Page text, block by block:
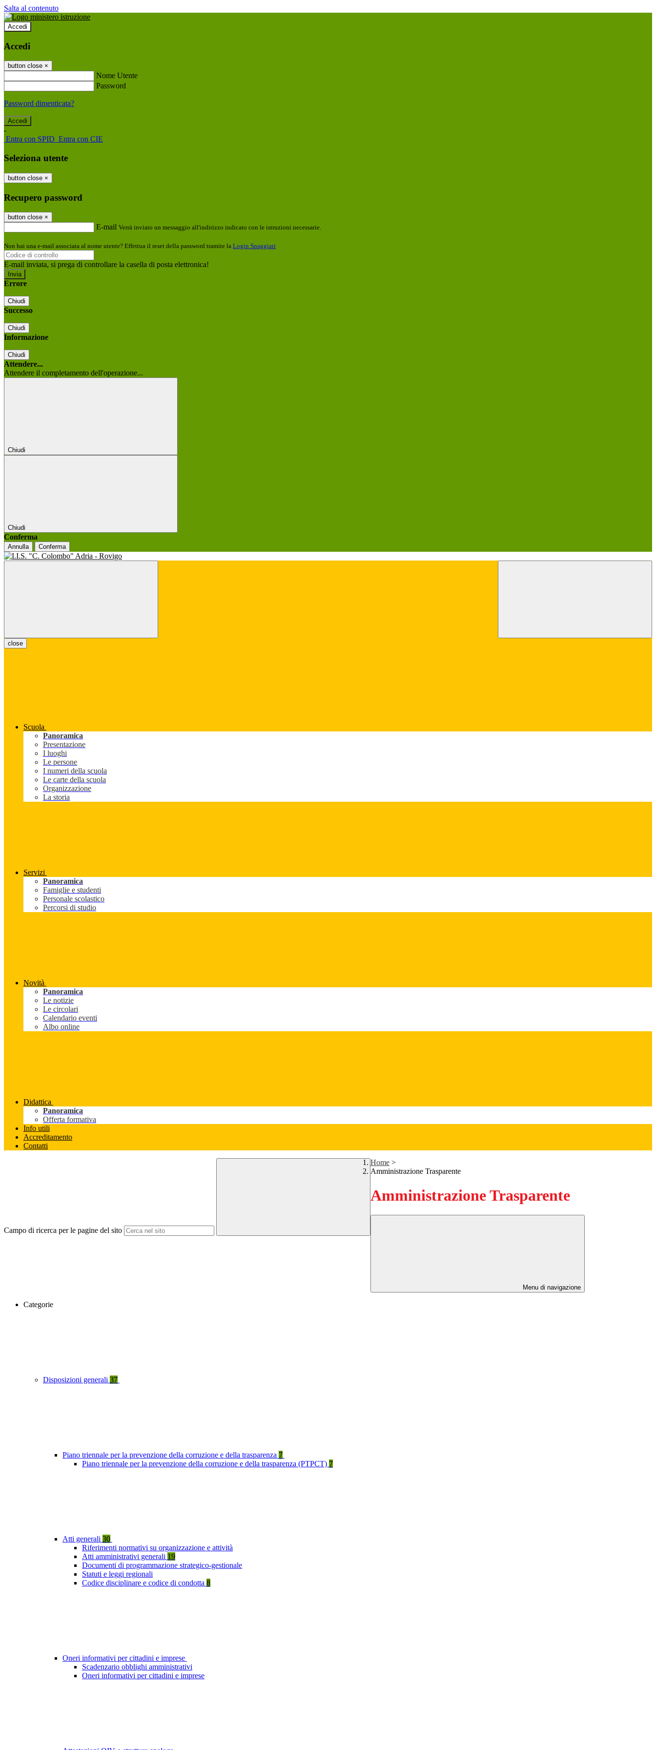
Salta al contenuto
Accedi
Accedi
button close ×
Nome Utente
Password
Password dimenticata?
-
Entra con SPID Entra con CIE
Seleziona utente
button close ×
Recupero password
button close ×
E-mail Verrà inviato un messaggio all'indirizzo indicato con le istruzioni necessarie.
Non hai una e-mail associata al nome utente? Effettua il reset della password tramite la Login Spaggiari
E-mail inviata, si prega di controllare la casella di posta elettronica!
Errore
Chiudi
Successo
Chiudi
Informazione
Chiudi
Attendere...
Attendere il completamento dell'operazione...
Chiudi
Chiudi
Conferma
Annulla Conferma
close
Scuola
Panoramica
Presentazione
I luoghi
Le persone
I numeri della scuola
Le carte della scuola
Organizzazione
La storia
Servizi
Panoramica
Famiglie e studenti
Personale scolastico
Percorsi di studio
Novità
Panoramica
Le notizie
Le circolari
Calendario eventi
Albo online
Didattica
Panoramica
Offerta formativa
Info utili
Accreditamento
Contatti
Campo di ricerca per le pagine del sito
Home >
Amministrazione Trasparente
Amministrazione Trasparente
Menu di navigazione
Categorie
Disposizioni generali 37
Piano triennale per la prevenzione della corruzione e della trasparenza 7
Piano triennale per la prevenzione della corruzione e della trasparenza (PTPCT) 7
Atti generali 30
Riferimenti normativi su organizzazione e attività
Atti amministrativi generali 19
Documenti di programmazione strategico-gestionale
Statuti e leggi regionali
Codice disciplinare e codice di condotta 8
Oneri informativi per cittadini e imprese
Scadenzario obblighi amministrativi
Oneri informativi per cittadini e imprese